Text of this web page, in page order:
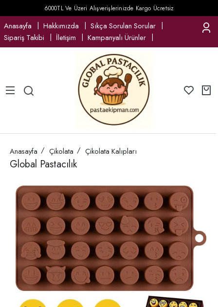
6000TL Ve Üzeri Alışverişlerinizde Kargo Ücretsiz
Anasayfa Hakkımızda
Sıkça Sorulan Sorular
Sipariş Takibi
İletişim Kampanyalı Ürünler
Anasayfa Çikolata Çikolata Kalıpları
Global Pastacılık